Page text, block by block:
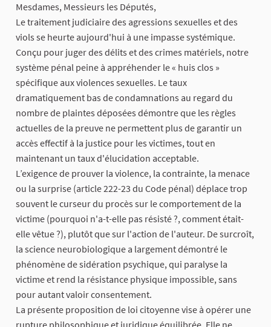
Mesdames, Messieurs les Députés,
​Le traitement judiciaire des agressions sexuelles et des
viols se heurte aujourd'hui à une impasse systémique.
Conçu pour juger des délits et des crimes matériels, notre
système pénal peine à appréhender le « huis clos »
spécifique aux violences sexuelles. Le taux
dramatiquement bas de condamnations au regard du
nombre de plaintes déposées démontre que les règles
actuelles de la preuve ne permettent plus de garantir un
accès effectif à la justice pour les victimes, tout en
maintenant un taux d'élucidation acceptable.
​L’exigence de prouver la violence, la contrainte, la menace
ou la surprise (article 222-23 du Code pénal) déplace trop
souvent le curseur du procès sur le comportement de la
victime (pourquoi n'a-t-elle pas résisté ?, comment était-
elle vêtue ?), plutôt que sur l'action de l'auteur. De surcroît,
la science neurobiologique a largement démontré le
phénomène de sidération psychique, qui paralyse la
victime et rend la résistance physique impossible, sans
pour autant valoir consentement.
​La présente proposition de loi citoyenne vise à opérer une